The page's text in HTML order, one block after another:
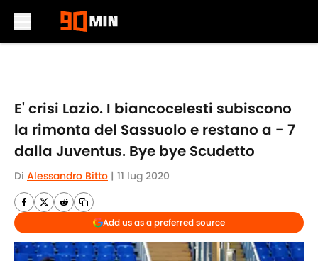
E' crisi Lazio. I biancocelesti subiscono
la rimonta del Sassuolo e restano a - 7
dalla Juventus. Bye bye Scudetto
Di Alessandro Bitto | 11 lug 2020
Add us as a preferred source